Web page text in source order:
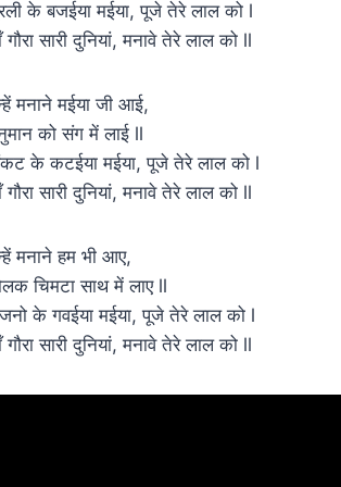
के बजईया मईया, पूजे तेरे लाल को l
गौरा सारी दुनियां, मनावे तेरे लाल को ll
मनाने मईया जी आई,
को संग में लाई ll
के कटईया मईया, पूजे तेरे लाल को l
गौरा सारी दुनियां, मनावे तेरे लाल को ll
मनाने हम भी आए,
चिमटा साथ में लाए ll
के गवईया मईया, पूजे तेरे लाल को l
गौरा सारी दुनियां, मनावे तेरे लाल को ll